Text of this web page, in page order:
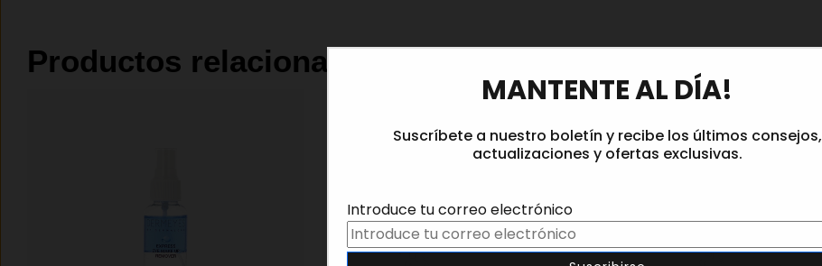
Productos relacionados
MANTENTE AL DÍA!
Suscríbete a nuestro boletín y recibe los últimos consejos,
actualizaciones y ofertas exclusivas.
Introduce tu correo electrónico